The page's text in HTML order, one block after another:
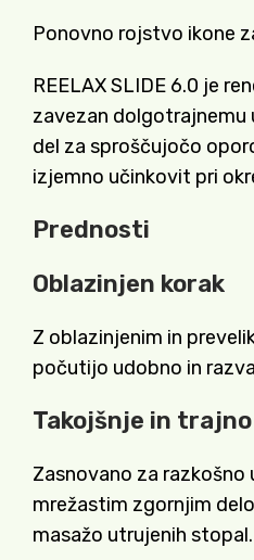
Ponovno rojstvo ikone
REELAX SLIDE 6.0 je
zavezan dolgotrajnemu
del za sproščujočo
izjemno učinkovit pri
Prednosti
Oblazinjen korak
Z oblazinjenim in
počutijo udobno in
Takojšnje in
Zasnovano za
mrežastim zgornjim
masažo utrujenih stopal.